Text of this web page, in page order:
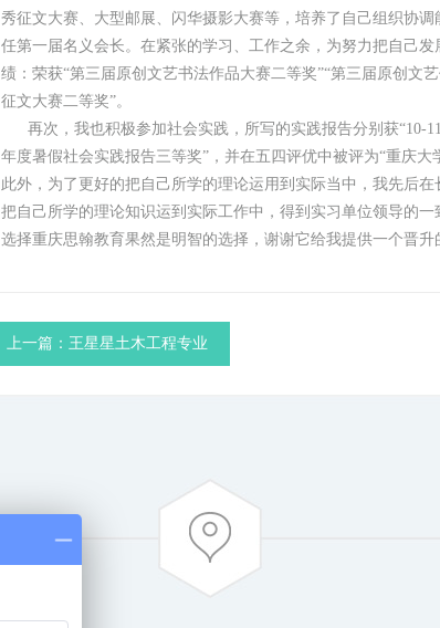
秀征文大赛、大型邮展、闪华摄影大赛等，培养了自己组织协
任第一届名义会长。在紧张的学习、工作之余，为努力把自己
绩：荣获“第三届原创文艺书法作品大赛二等奖”“第三届原创文
征文大赛二等奖”。
再次，我也积极参加社会实践，所写的实践报告分别获“10-11
年度暑假社会实践报告三等奖”，并在五四评优中被评为“重庆大
此外，为了更好的把自己所学的理论运用到实际当中，我先后
把自己所学的理论知识运到实际工作中，得到实习单位领导的
选择重庆思翰教育果然是明智的选择，谢谢它给我提供一个晋升
上一篇：王星星土木工程专业